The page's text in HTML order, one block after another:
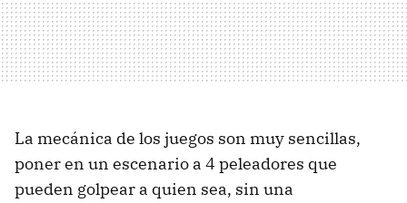
La mecánica de los juegos son muy sencillas,
poner en un escenario a 4 peleadores que
pueden golpear a quien sea, sin una